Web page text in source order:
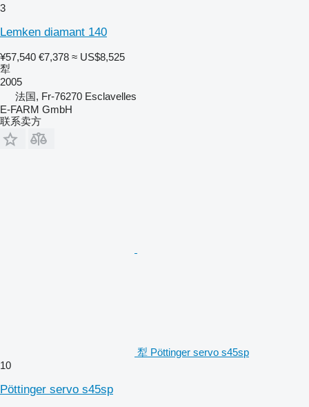
3
Lemken diamant 140
¥57,540 €7,378 ≈ US$8,525
犁
2005
法国, Fr-76270 Esclavelles
E-FARM GmbH
联系卖方
犁 Pöttinger servo s45sp
10
Pöttinger servo s45sp